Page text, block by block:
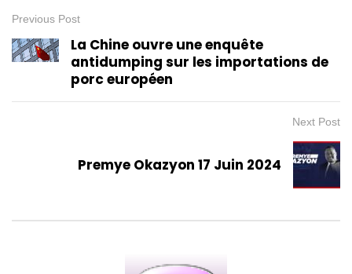
Previous Post
La Chine ouvre une enquête
antidumping sur les importations de
porc européen
Next Post
Premye Okazyon 17 Juin 2024